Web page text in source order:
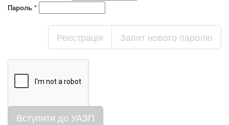
Пароль *
Реєстрація Запит нового паролю
Вступити до УАЗП